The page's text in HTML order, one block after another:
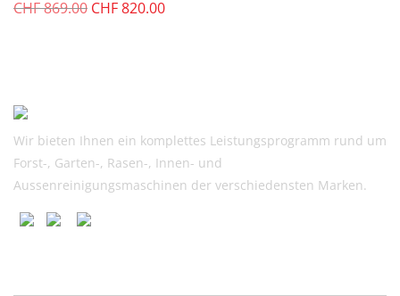
CHF869.00 Ursprünglicher
CHF820.00Aktueller
Wir bieten Ihnen ein komplettes Leistungsprogramm rund um
Forst-, Garten-, Rasen-, Innen- und
Aussenreinigungsmaschinen der verschiedensten Marken.